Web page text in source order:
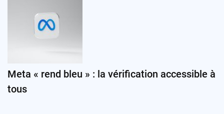
Meta « rend bleu » : la vérification accessible à
tous